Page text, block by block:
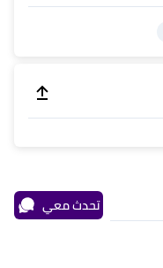
تحدث معي